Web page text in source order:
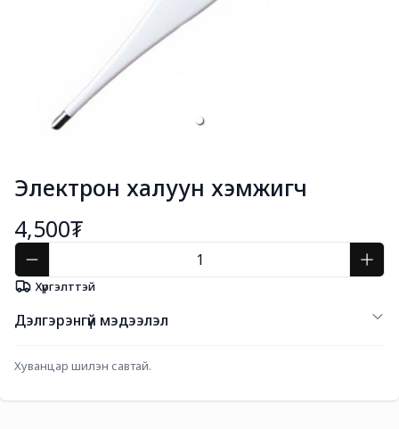
Электрон халуун хэмжигч
4,500₮
Хүргэлттэй
Дэлгэрэнгүй мэдээлэл
Хуванцар шилэн савтай.